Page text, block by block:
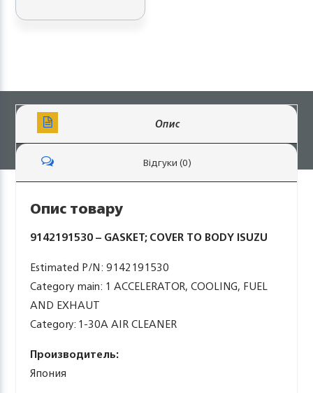
Опис
Відгуки (0)
Опис товару
9142191530 – GASKET; COVER TO BODY ISUZU
Estimated P/N: 9142191530
Category main: 1 ACCELERATOR, COOLING, FUEL
AND EXHAUT
Category: 1-30A AIR CLEANER
Производитель:
Япония